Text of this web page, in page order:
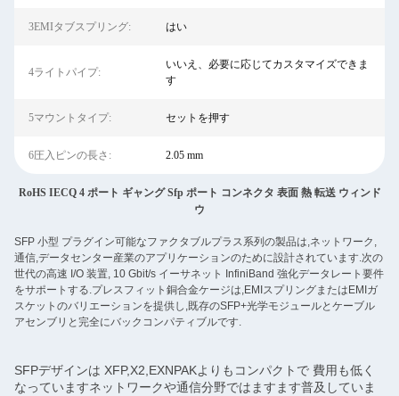
3EMIタブスプリング: はい
4ライトパイプ:
いいえ、必要に応じてカスタマイズできま
す
5マウントタイプ: セットを押す
6圧入ピンの長さ: 2.05 mm
RoHS IECQ 4 ポート ギャング Sfp ポート コンネクタ 表面 熱 転送 ウィンド
ウ
SFP 小型 プラグイン可能なファクタブルプラス系列の製品は,ネットワーク,
通信,データセンター産業のアプリケーションのために設計されています.次の
世代の高速 I/O 装置, 10 Gbit/s イーサネット InfiniBand 強化データレート要件
をサポートする.プレスフィット銅合金ケージは,EMIスプリングまたはEMIガ
スケットのバリエーションを提供し,既存のSFP+光学モジュールとケーブル
アセンブリと完全にバックコンパティブルです.
SFPデザインは XFP,X2,EXNPAKよりもコンパクトで 費用も低く
なっていますネットワークや通信分野ではますます普及していま